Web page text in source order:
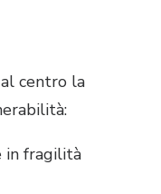
centro la
in fragilità